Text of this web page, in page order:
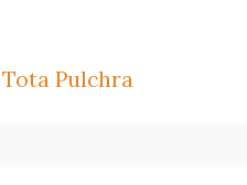
Pulchra